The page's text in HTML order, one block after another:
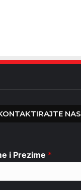
NAS
i Prezime *